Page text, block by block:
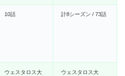
10話 計8シーズン / 73話
ウェスタロス大
ウェスタロス大